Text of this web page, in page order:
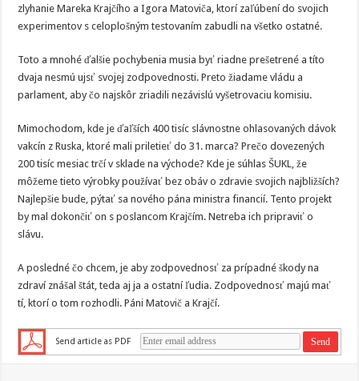
zlyhanie Mareka Krajčího a Igora Matoviča, ktorí zaľúbení do svojich
experimentov s celoplošným testovaním zabudli na všetko ostatné.
Toto a mnohé ďalšie pochybenia musia byť riadne prešetrené a títo
dvaja nesmú ujsť svojej zodpovednosti. Preto žiadame vládu a
parlament, aby čo najskôr zriadili nezávislú vyšetrovaciu komisiu.
Mimochodom, kde je ďaľších 400 tisíc slávnostne ohlasovaných dávok
vakcín z Ruska, ktoré mali priletieť do 31. marca? Prečo dovezených
200 tisíc mesiac trčí v sklade na východe? Kde je súhlas ŠUKL, že
môžeme tieto výrobky používať bez obáv o zdravie svojich najbližších?
Najlepšie bude, pýtať sa nového pána ministra financií. Tento projekt
by mal dokončiť on s poslancom Krajčím. Netreba ich pripraviť o
slávu.
A posledné čo chcem, je aby zodpovednosť za prípadné škody na
zdraví znášal štát, teda aj ja a ostatní ľudia. Zodpovednosť majú mať
tí, ktorí o tom rozhodli. Páni Matovič a Krajčí.
Send article as PDF